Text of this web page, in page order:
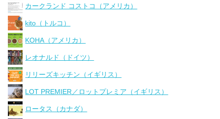
カークランド コストコ（アメリカ）
kito（トルコ）
KOHA（アメリカ）
レオナルド（ドイツ）
リリーズキッチン（イギリス）
LOT PREMIER／ロットプレミア（イギリス）
ロータス（カナダ）